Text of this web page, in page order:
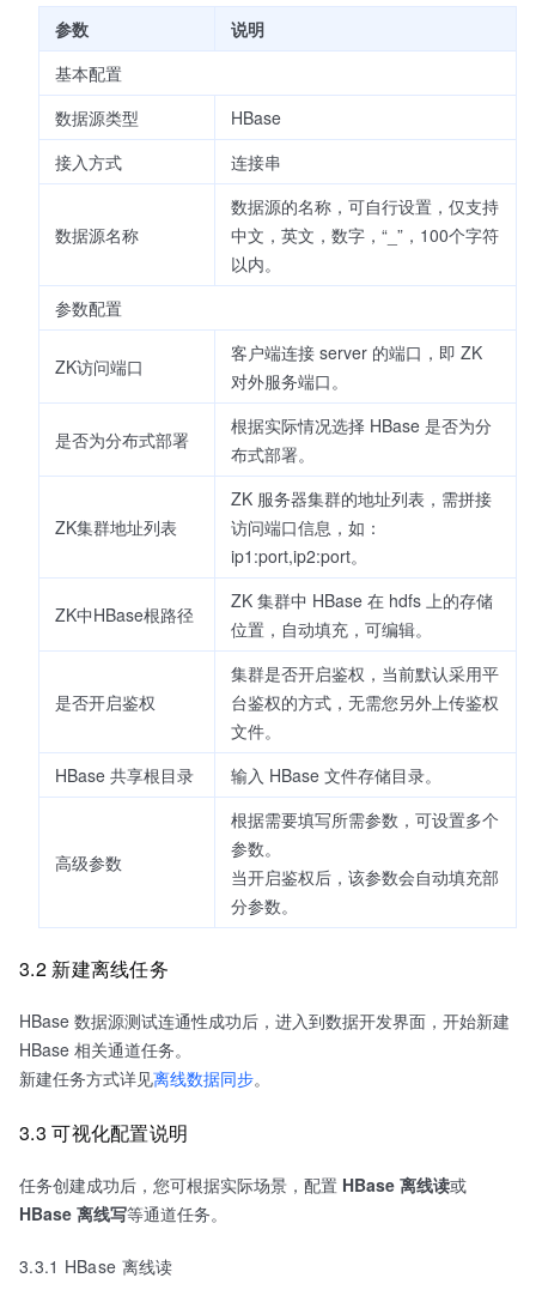
参数
说明
基本配置
数据源类型
HBase
接入方式
连接串
数据源名称
数据源的名称，可自行设置，仅支持
中文，英文，数字，“_”，100个字符
以内。
参数配置
ZK访问端口
客户端连接 server 的端口，即 ZK
对外服务端口。
是否为分布式部署
根据实际情况选择 HBase 是否为分
布式部署。
ZK集群地址列表
ZK 服务器集群的地址列表，需拼接
访问端口信息，如：
ip1:port,ip2:port。
ZK中HBase根路径
ZK 集群中 HBase 在 hdfs 上的存储
位置，自动填充，可编辑。
是否开启鉴权
集群是否开启鉴权，当前默认采用平
台鉴权的方式，无需您另外上传鉴权
文件。
HBase 共享根目录
输入 HBase 文件存储目录。
高级参数
根据需要填写所需参数，可设置多个
参数。
当开启鉴权后，该参数会自动填充部
分参数。
3.2 新建离线任务
HBase 数据源测试连通性成功后，进入到数据开发界面，开始新建
HBase 相关通道任务。
新建任务方式详见离线数据同步。
3.3 可视化配置说明
任务创建成功后，您可根据实际场景，配置 HBase 离线读或
HBase 离线写等通道任务。
3.3.1 HBase 离线读